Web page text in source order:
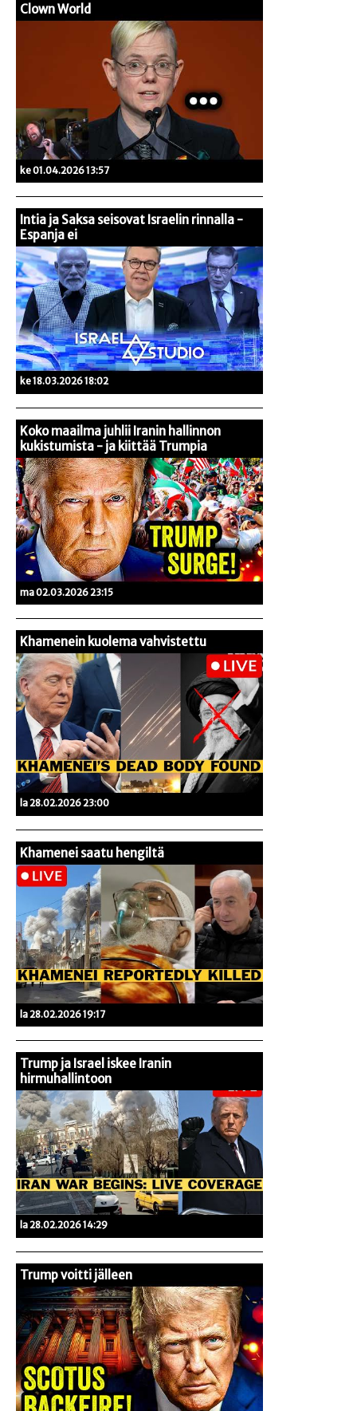
Clown World
ke 01.04.2026 13:57
Intia ja Saksa seisovat Israelin rinnalla -
Espanja ei
ke 18.03.2026 18:02
Koko maailma juhlii Iranin hallinnon
kukistumista - ja kiittää Trumpia
ma 02.03.2026 23:15
Khamenein kuolema vahvistettu
la 28.02.2026 23:00
Khamenei saatu hengiltä
la 28.02.2026 19:17
Trump ja Israel iskee Iranin
hirmuhallintoon
la 28.02.2026 14:29
Trump voitti jälleen